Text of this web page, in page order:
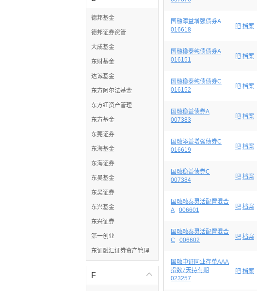
德邦基金
德邦证券资管
大成基金
东财基金
达诚基金
东方阿尔法基金
东方红资产管理
东方基金
东莞证券
东海基金
东海证券
东吴基金
东吴证券
东兴基金
东兴证券
第一创业
东证融汇证券资产管理

F
国融添益增强债券A
016618
吧 档案
国融稳泰纯债债券A
016151
吧 档案
国融稳泰纯债债券C
016152
吧 档案
国融稳益债券A
007383
吧 档案
国融添益增强债券C
016619
吧 档案
国融稳益债券C
007384
吧 档案
国融融泰灵活配置混合
A
006601 吧 档案
国融融泰灵活配置混合
C
006602 吧 档案
国融中证同业存单AAA
指数7天持有期
023257
吧 档案